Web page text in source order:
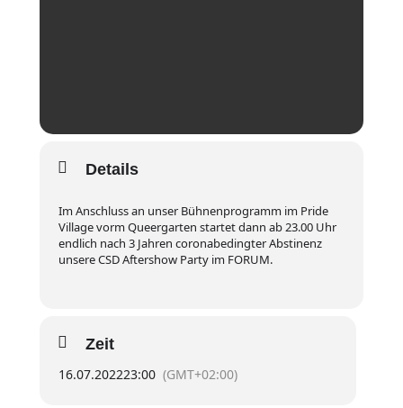
Details
Im Anschluss an unser Bühnenprogramm im Pride
Village vorm Queergarten startet dann ab 23.00 Uhr
endlich nach 3 Jahren coronabedingter Abstinenz
unsere CSD Aftershow Party im FORUM.
Zeit
16.07.202223:00 (GMT+02:00)